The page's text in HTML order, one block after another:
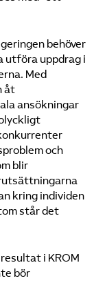
behöver
utföra uppdrag i
Med
åt
ansökningar
och
blir
kring individen
står det
i KROM
bör